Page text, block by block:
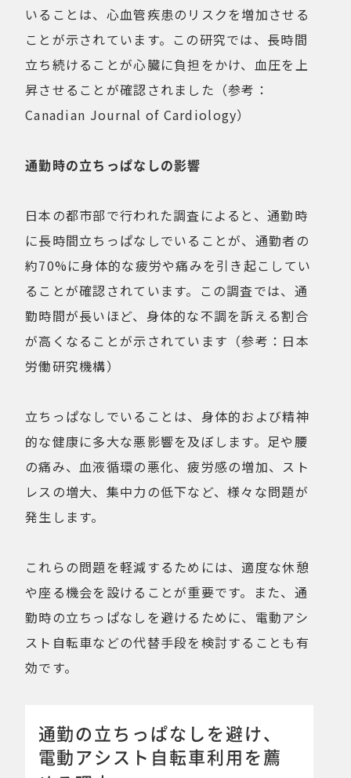
いることは、心血管疾患のリスクを増加させる
ことが示されています。この研究では、長時間
立ち続けることが心臓に負担をかけ、血圧を上
昇させることが確認されました（参考：
Canadian Journal of Cardiology）
通勤時の立ちっぱなしの影響
日本の都市部で行われた調査によると、通勤時
に長時間立ちっぱなしでいることが、通勤者の
約70%に身体的な疲労や痛みを引き起こしてい
ることが確認されています。この調査では、通
勤時間が長いほど、身体的な不調を訴える割合
が高くなることが示されています（参考：日本
労働研究機構）
立ちっぱなしでいることは、身体的および精神
的な健康に多大な悪影響を及ぼします。足や腰
の痛み、血液循環の悪化、疲労感の増加、スト
レスの増大、集中力の低下など、様々な問題が
発生します。
これらの問題を軽減するためには、適度な休憩
や座る機会を設けることが重要です。また、通
勤時の立ちっぱなしを避けるために、電動アシ
スト自転車などの代替手段を検討することも有
効です。
通勤の立ちっぱなしを避け、
電動アシスト自転車利用を薦